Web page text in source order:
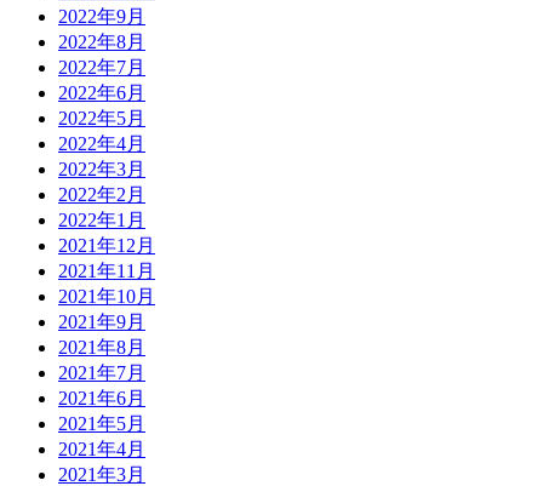
2022年9月
2022年8月
2022年7月
2022年6月
2022年5月
2022年4月
2022年3月
2022年2月
2022年1月
2021年12月
2021年11月
2021年10月
2021年9月
2021年8月
2021年7月
2021年6月
2021年5月
2021年4月
2021年3月